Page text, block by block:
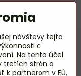
návštevy tejto
a
Na tento účel
tretích strán a
k partnerom v EÚ,